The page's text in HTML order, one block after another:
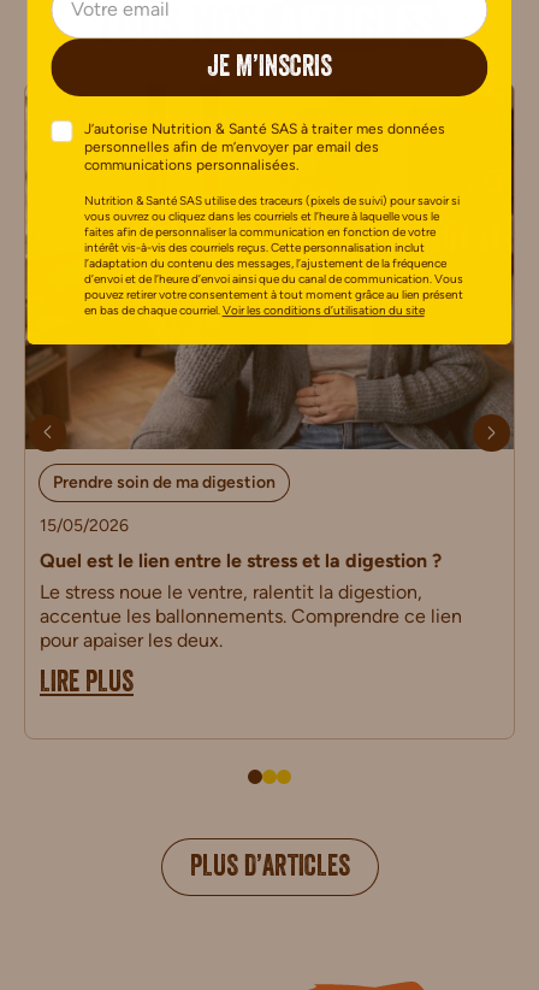
Tous nosarticles
Prendre soin de ma digestion
15/05/2026
Quel est le lien entre le stress et la digestion ?
Le stress noue le ventre, ralentit la digestion,
accentue les ballonnements. Comprendre ce lien
pour apaiser les deux.
LIRE PLUS
PLUS D’ARTICLES
JE M’INSCRIS
J’autorise Nutrition & Santé SAS à traiter mes données
personnelles afin de m’envoyer par email des
communications personnalisées.
Nutrition & Santé SAS utilise des traceurs (pixels de suivi) pour savoir si
vous ouvrez ou cliquez dans les courriels et l’heure à laquelle vous le
faites afin de personnaliser la communication en fonction de votre
intérêt vis-à-vis des courriels reçus. Cette personnalisation inclut
l’adaptation du contenu des messages, l’ajustement de la fréquence
d’envoi et de l’heure d’envoi ainsi que du canal de communication. Vous
pouvez retirer votre consentement à tout moment grâce au lien présent
en bas de chaque courriel.Voir les conditions d’utilisation du site